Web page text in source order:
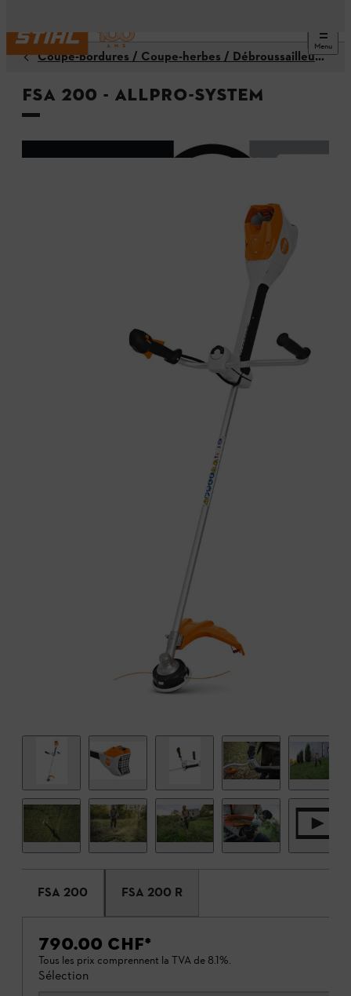
Menu
Coupe-bordures / Coupe-herbes / Débroussailleuses
FSA 200 - ALLPRO-System
FSA 200 FSA 200 R
790.00 CHF*
Tous les prix comprennent la TVA de 8.1%.
Sélection